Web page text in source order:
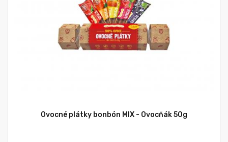
Ovocné plátky bonbón MIX - Ovocňák 50g